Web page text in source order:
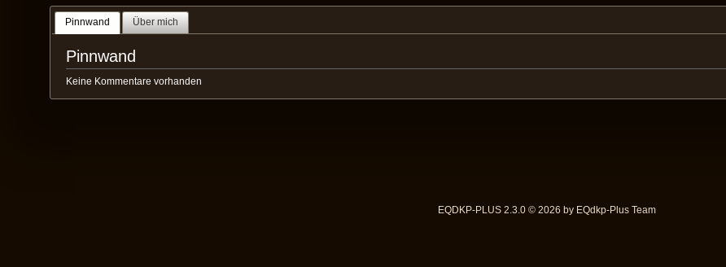
Pinnwand Über mich
Pinnwand
Keine Kommentare vorhanden
EQDKP-PLUS 2.3.0 © 2026 by EQdkp-Plus Team